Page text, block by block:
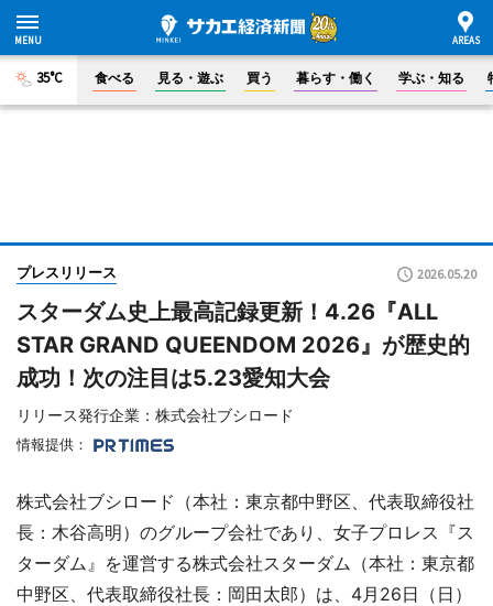
35°C 食べる 見る・遊ぶ 買う 暮らす・働く 学ぶ・知る
プレスリリース 2026.05.20
スターダム史上最高記録更新！4.26『ALL
STAR GRAND QUEENDOM 2026』が歴史的
成功！次の注目は5.23愛知大会
リリース発行企業：株式会社ブシロード
情報提供：
株式会社ブシロード（本社：東京都中野区、代表取締役社
長：木谷高明）のグループ会社であり、女子プロレス『ス
ターダム』を運営する株式会社スターダム（本社：東京都
中野区、代表取締役社長：岡田太郎）は、4月26日（日）